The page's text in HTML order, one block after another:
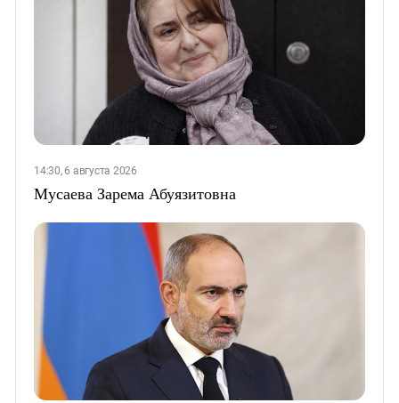
14:30, 6 августа 2026
Мусаева Зарема Абуязитовна